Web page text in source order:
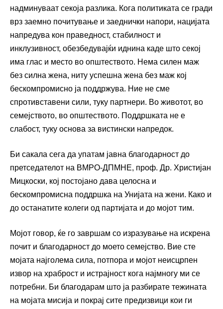
надминуваат секоја разлика. Кога политиката се гради
врз заемно почитување и заеднички напори, нацијата
напредува кон праведност, стабилност и
инклузивност, обезбедувајќи иднина каде што секој
има глас и место во општеството. Нема силен маж
без силна жена, ниту успешна жена без маж кој
бескомпромисно ја поддржува. Ние не сме
спротивставени сили, туку партнери. Во животот, во
семејството, во општеството. Поддршката не е
слабост, туку основа за вистински напредок.
Би сакала сега да упатам јавна благодарност до
претседателот на ВМРО-ДПМНЕ, проф. Др. Христијан
Мицкоски, кој постојано дава целосна и
бескомпромисна поддршка на Унијата на жени. Како и
до останатите колеги од партијата и до мојот тим.
Мојот говор, ќе го завршам со изразување на искрена
почит и благодарност до моето семејство. Вие сте
мојата најголема сила, потпора и мојот неисцрпен
извор на храброст и истрајност кога најмногу ми се
потребни. Би благодарам што ја разбирате тежината
на мојата мисија и покрај сите предизвици кои ги